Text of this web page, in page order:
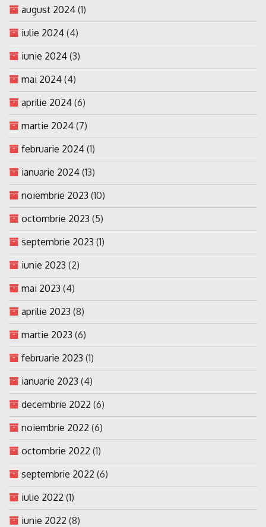
august 2024 (1)
iulie 2024 (4)
iunie 2024 (3)
mai 2024 (4)
aprilie 2024 (6)
martie 2024 (7)
februarie 2024 (1)
ianuarie 2024 (13)
noiembrie 2023 (10)
octombrie 2023 (5)
septembrie 2023 (1)
iunie 2023 (2)
mai 2023 (4)
aprilie 2023 (8)
martie 2023 (6)
februarie 2023 (1)
ianuarie 2023 (4)
decembrie 2022 (6)
noiembrie 2022 (6)
octombrie 2022 (1)
septembrie 2022 (6)
iulie 2022 (1)
iunie 2022 (8)